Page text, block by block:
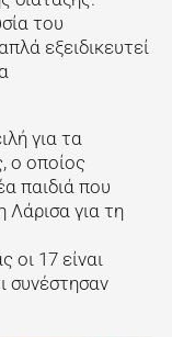
του
εξειδικευτεί
για τα
ο οποίος
παιδιά που
Λάρισα για τη
17 είναι
συνέστησαν